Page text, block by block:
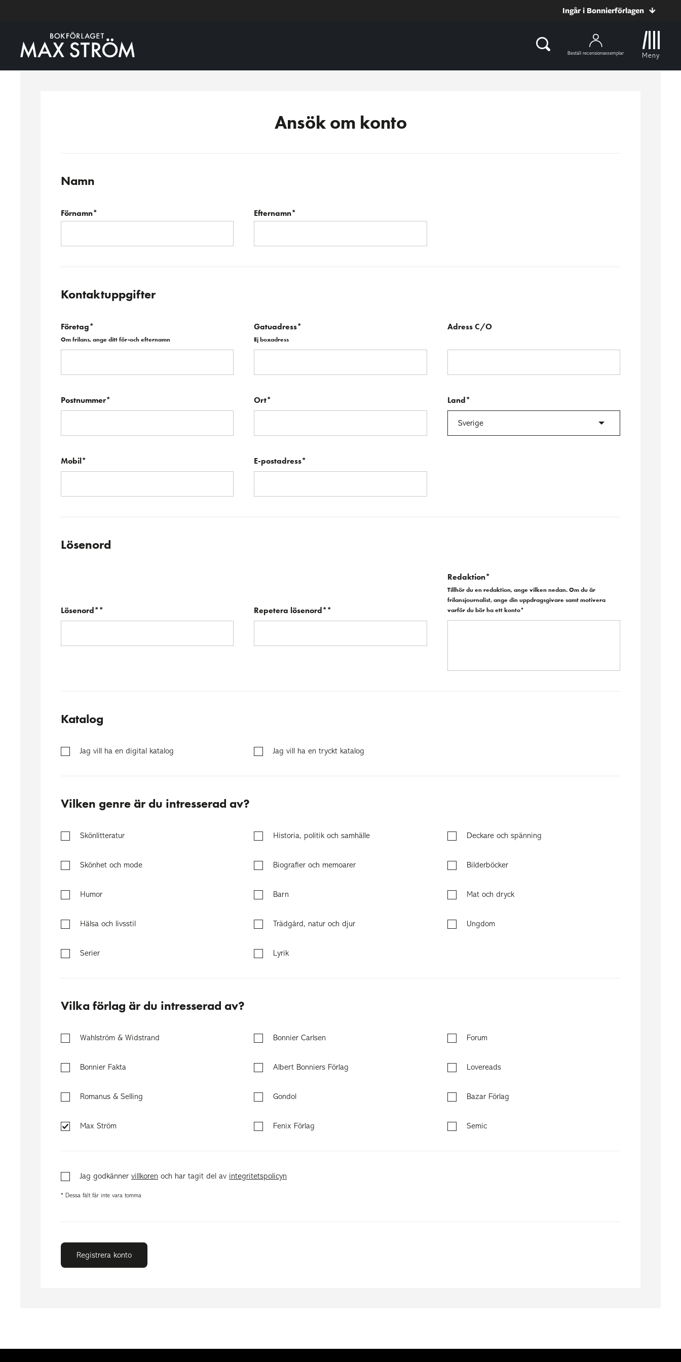
Ingår i Bonnierförlagen
Beställ recensionsexemplar Meny
Ansök om konto
Namn
Förnamn* Efternamn*
Kontaktuppgifter
Företag*
Om frilans, ange ditt för-och efternamn
Gatuadress*
Ej boxadress
Adress C/O
Postnummer* Ort* Land*
Mobil* E-postadress*
Lösenord
Lösenord** Repetera lösenord**
Redaktion*
Tillhör du en redaktion, ange vilken nedan. Om du är
frilansjournalist, ange din uppdragsgivare samt motivera
varför du bör ha ett konto*
Katalog
Jag vill ha en digital katalog Jag vill ha en tryckt katalog
Vilken genre är du intresserad av?
Skönlitteratur Historia, politik och samhälle Deckare och spänning
Skönhet och mode Biografier och memoarer Bilderböcker
Humor Barn Mat och dryck
Hälsa och livsstil Trädgård, natur och djur Ungdom
Serier Lyrik
Vilka förlag är du intresserad av?
Wahlström & Widstrand Bonnier Carlsen Forum
Bonnier Fakta Albert Bonniers Förlag Lovereads
Romanus & Selling Gondol Bazar Förlag
Max Ström Fenix Förlag Semic
Jag godkänner villkoren och har tagit del av integritetspolicyn
* Dessa fält får inte vara tomma
Registrera konto